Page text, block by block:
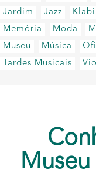
Jardim
Jazz
Memória
Moda
Museu
Música
Tardes Musicais